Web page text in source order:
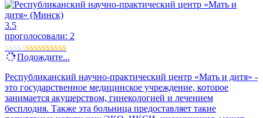
3.5
проголосовали: 2
Подождите...
Республиканский научно-практический центр «Мать и дитя» -
это государственное медицинское учреждение, которое
занимается акушерством, гинекологией и лечением
бесплодия. Также эта больница предоставляет такие